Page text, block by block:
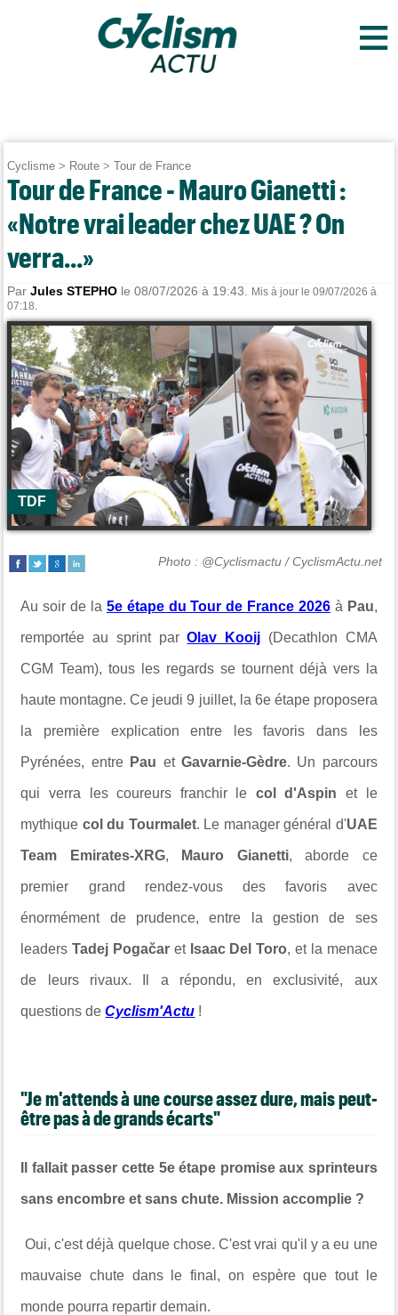
≡
Cyclisme > Route >Tour de France
Tour de France - Mauro Gianetti :
«Notre vrai leader chez UAE ? On
verra...»
ParJules STEPHO le 08/07/2026 à 19:43.
Mis à jour le 09/07/2026 à
07:18.
TDF
Photo : @Cyclismactu / CyclismActu.net
Au soir de la 5e étape du Tour de France 2026à Pau,
remportée au sprint parOlav Kooij (Decathlon CMA
CGM Team), tous les regards se tournent déjà vers la
haute montagne. Ce jeudi 9 juillet, la 6e étape proposera
la première explication entre les favoris dans les
Pyrénées, entre Pau et Gavarnie-Gèdre. Un parcours
qui verra les coureurs franchir le col d'Aspin et le
mythique col du Tourmalet. Le manager général d'UAE
Team Emirates-XRG, Mauro Gianetti, aborde ce
premier grand rendez-vous des favoris avec
énormément de prudence, entre la gestion de ses
leadersTadej Pogačar et Isaac Del Toro, et la menace
de leurs rivaux. Il a répondu, en exclusivité, aux
questions deCyclism'Actu !
"Je m'attends à une course assez dure, mais peut-
être pas à de grands écarts"
Il fallait passer cette 5e étape promise aux sprinteurs
sans encombre et sans chute. Mission accomplie ?
Oui, c'est déjà quelque chose. C'est vrai qu'il y a eu une
mauvaise chute dans le final, on espère que tout le
monde pourra repartir demain.